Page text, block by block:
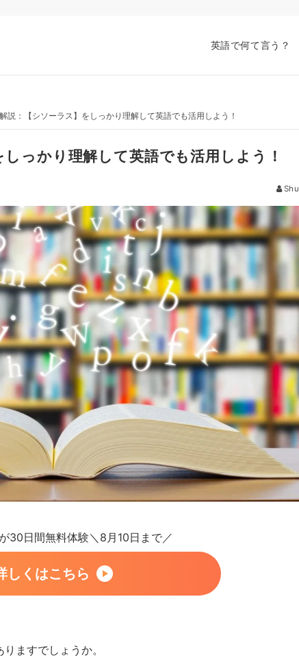
英語で何て言う？
説：【シソーラス】をしっかり理解して英語でも活用しよう！
っかり理解して英語でも活用しよう！
Shu
30日間無料体験＼8月10日まで／
しくはこちら
ますでしょうか。